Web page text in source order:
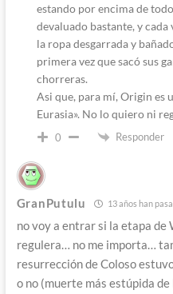
estando por encima de
devaluado bastante, y cada
la ropa desgarrada y
primera vez que sacó sus
chorreras.
Asi que, para mí, Origin es
Eurasia». No lo quiero ni
0 Responder
GranPutulu 13 años han
no voy a entrar si la etapa de
regulera… no me importa…
resurrección de Coloso
o no (muerte más estúpida